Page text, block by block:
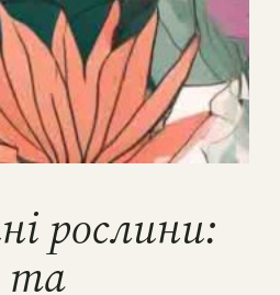
рослини:
та